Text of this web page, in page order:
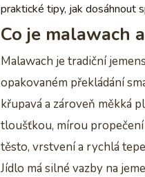
praktické tipy, jak dosáhnout
Co je malawach
Malawach je tradiční
opakovaném překládání
křupavá a zároveň měkká
tloušťkou, mírou
těsto, vrstvení a rychlá
Jídlo má silné vazby na